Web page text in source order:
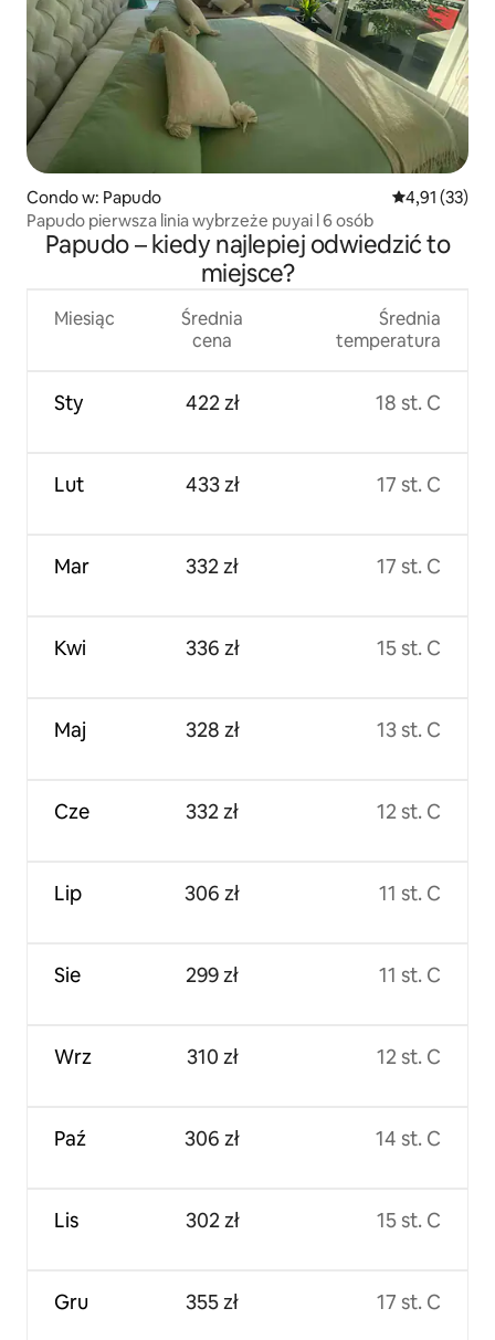
Condo w: Papudo Średnia
4,91 (33)
Papudo pierwsza linia wybrzeże puyai l 6 osób
Papudo – kiedy najlepiej odwiedzić to
miejsce?
Miesiąc
Sty
Lut
Mar
Kwi
Maj
Cze
Lip
Sie
Wrz
Paź
Lis
Gru
Średnia
cena
422 zł
433 zł
332 zł
336 zł
328 zł
332 zł
306 zł
299 zł
310 zł
306 zł
302 zł
355 zł
Średnia
temperatura
18 st. C
17 st. C
17 st. C
15 st. C
13 st. C
12 st. C
11 st. C
11 st. C
12 st. C
14 st. C
15 st. C
17 st. C